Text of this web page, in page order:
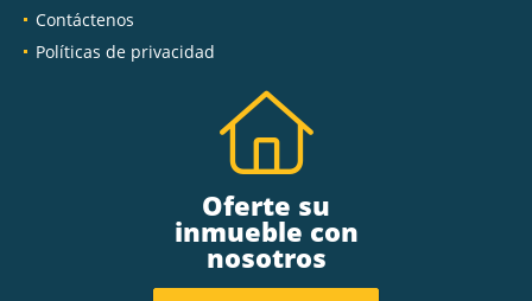
Contáctenos
Políticas de privacidad
Oferte su
inmueble con
nosotros